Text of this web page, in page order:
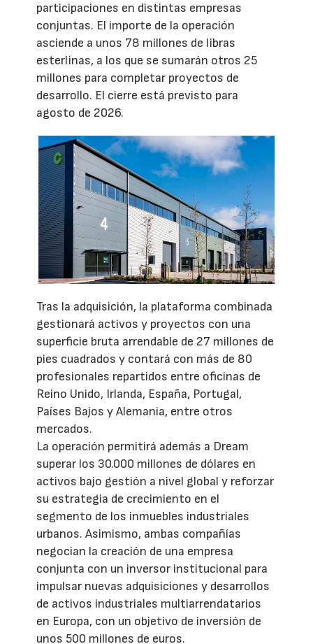
participaciones en distintas empresas
conjuntas. El importe de la operación
asciende a unos 78 millones de libras
esterlinas, a los que se sumarán otros 25
millones para completar proyectos de
desarrollo. El cierre está previsto para
agosto de 2026.
Tras la adquisición, la plataforma combinada
gestionará activos y proyectos con una
superficie bruta arrendable de 27 millones de
pies cuadrados y contará con más de 80
profesionales repartidos entre oficinas de
Reino Unido, Irlanda, España, Portugal,
Países Bajos y Alemania, entre otros
mercados.
La operación permitirá además a Dream
superar los 30.000 millones de dólares en
activos bajo gestión a nivel global y reforzar
su estrategia de crecimiento en el
segmento de los inmuebles industriales
urbanos. Asimismo, ambas compañías
negocian la creación de una empresa
conjunta con un inversor institucional para
impulsar nuevas adquisiciones y desarrollos
de activos industriales multiarrendatarios
en Europa, con un objetivo de inversión de
unos 500 millones de euros.